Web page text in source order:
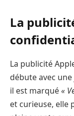
La
La publicité
débute avec
il est marqué«
et curieuse, elle